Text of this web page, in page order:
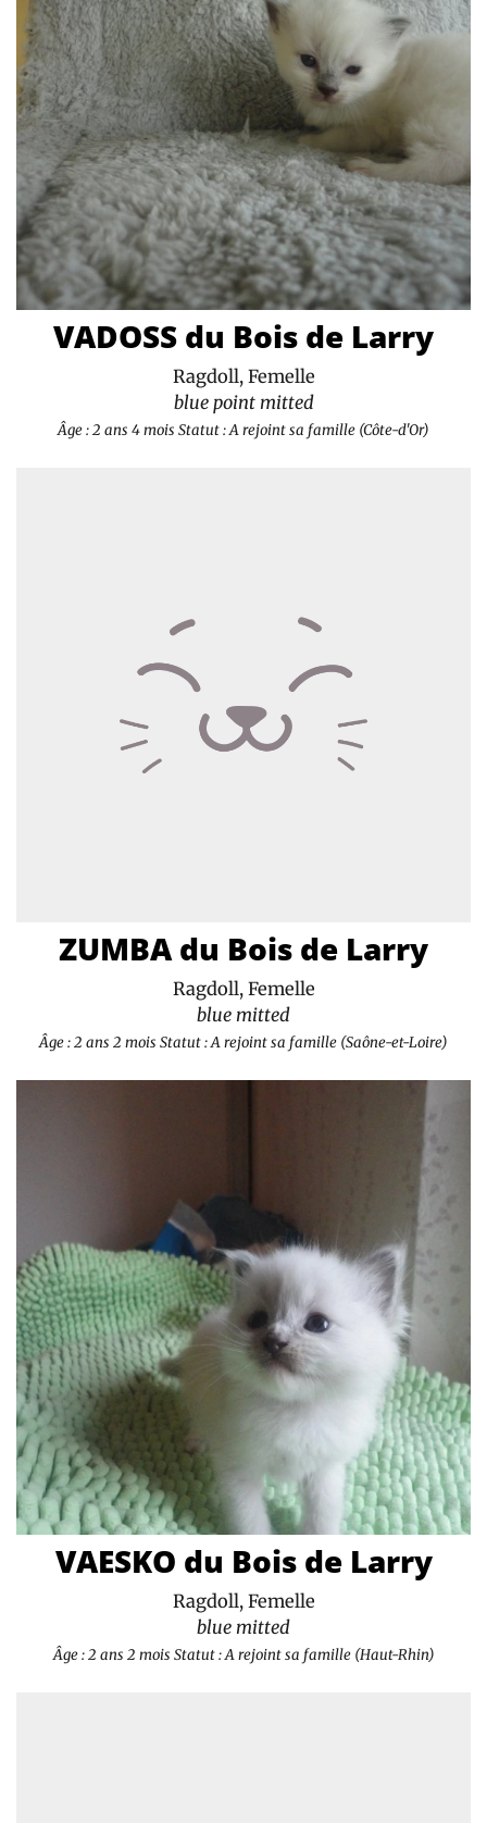
VADOSS du Bois de Larry
Ragdoll, Femelle
blue point mitted
Âge : 2 ans 4 mois Statut : A rejoint sa famille (Côte-d'Or)
ZUMBA du Bois de Larry
Ragdoll, Femelle
blue mitted
Âge : 2 ans 2 mois Statut : A rejoint sa famille (Saône-et-Loire)
VAESKO du Bois de Larry
Ragdoll, Femelle
blue mitted
Âge : 2 ans 2 mois Statut : A rejoint sa famille (Haut-Rhin)